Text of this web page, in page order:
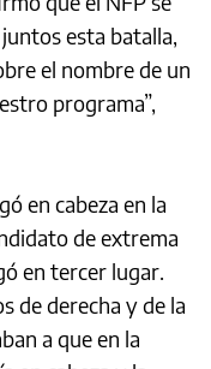
esta batalla,
el nombre de un
programa”,
en cabeza en la
de extrema
en tercer lugar.
de derecha y de la
a que en la